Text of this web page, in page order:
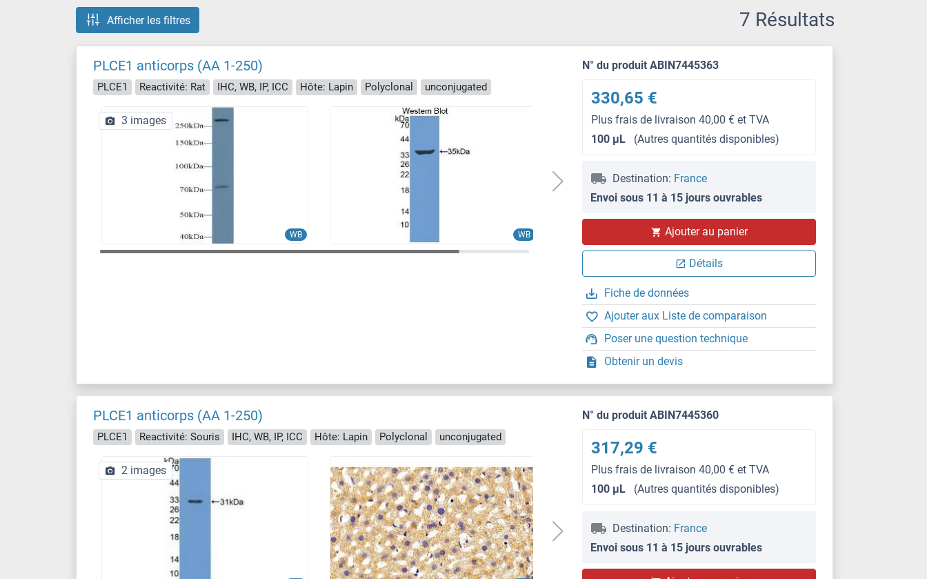
Afficher les filtres 7 Résultats
PLCE1 anticorps (AA 1-250)
PLCE1 Reactivité: Rat IHC, WB, IP, ICC Hôte: Lapin Polyclonal unconjugated
WB WB
3 images
N° du produit ABIN7445363
330,65 €
Plus frais de livraison 40,00 € et TVA
100 μL
(Autres quantités disponibles)
Destination: France
Envoi sous 11 à 15 jours ouvrables
Ajouter au panier
Détails
Fiche de données
Ajouter aux Liste de comparaison
Poser une question technique
Obtenir un devis
PLCE1 anticorps (AA 1-250)
PLCE1 Reactivité: Souris IHC, WB, IP, ICC Hôte: Lapin Polyclonal unconjugated
2 images
N° du produit ABIN7445360
317,29 €
Plus frais de livraison 40,00 € et TVA
100 μL
(Autres quantités disponibles)
Destination: France
Envoi sous 11 à 15 jours ouvrables